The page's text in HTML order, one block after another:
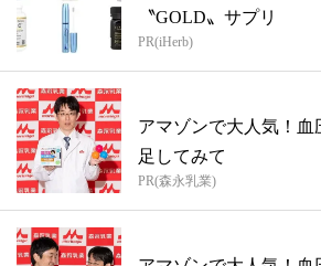
〝GOLD〟サプリ
PR(iHerb)
アマゾンで大人気！血
足してみて
PR(森永乳業)